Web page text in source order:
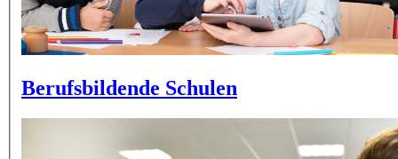
Berufsbildende Schulen